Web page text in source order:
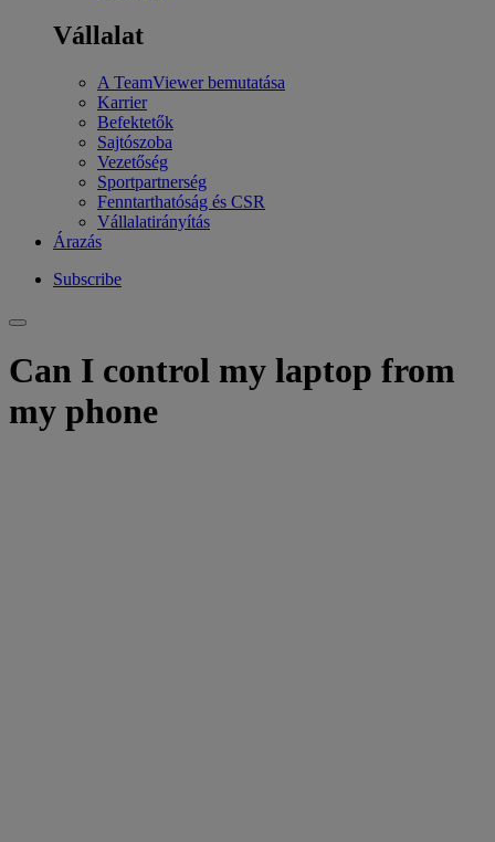
Vállalat
A TeamViewer bemutatása
Karrier
Befektetők
Sajtószoba
Vezetőség
Sportpartnerség
Fenntarthatóság és CSR
Vállalatirányítás
Árazás
Subscribe
Can I control my laptop from
my phone